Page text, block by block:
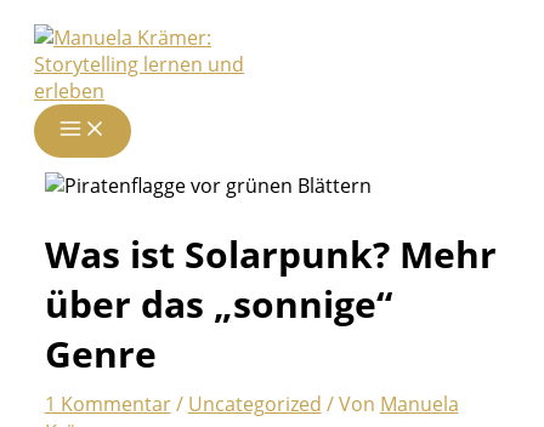
Zum
Inhalt
springen
Was ist Solarpunk? Mehr
über das „sonnige“
Genre
1 Kommentar/ Uncategorized / Von Manuela